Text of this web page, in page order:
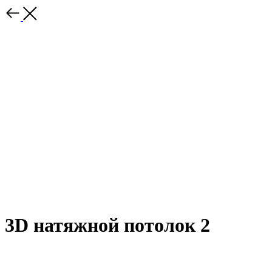
3D натяжной потолок 2